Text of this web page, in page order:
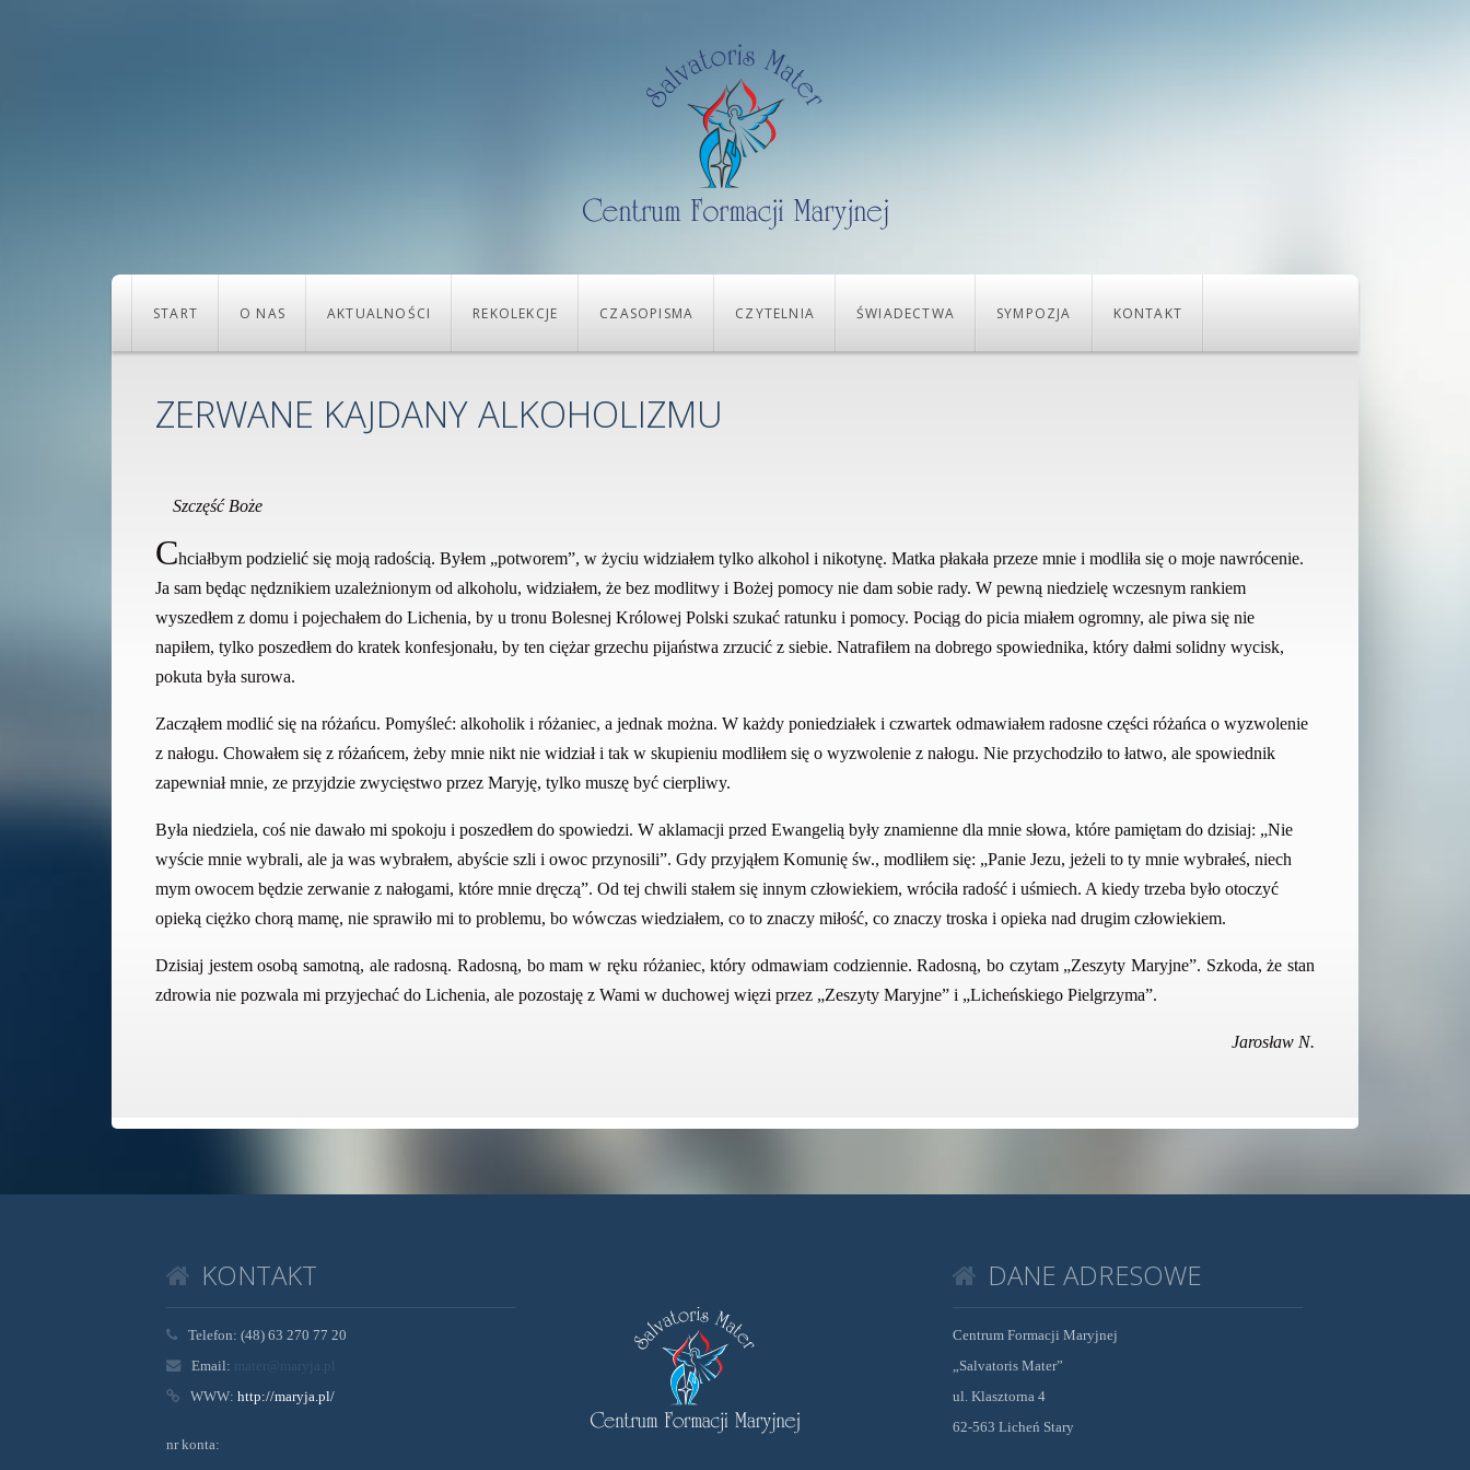
START O NAS AKTUALNOŚCI REKOLEKCJE CZASOPISMA CZYTELNIA ŚWIADECTWA SYMPOZJA KONTAKT
ZERWANE KAJDANY ALKOHOLIZMU
Szczęść Boże
Chciałbym podzielić się moją radością. Byłem „potworem”, w życiu widziałem tylko alkohol i nikotynę. Matka płakała przeze mnie i modliła się o moje nawrócenie.
Ja sam będąc nędznikiem uzależnionym od alkoholu, widziałem, że bez modlitwy i Bożej pomocy nie dam sobie rady. W pewną niedzielę wczesnym rankiem
wyszedłem z domu i pojechałem do Lichenia, by u tronu Bolesnej Królowej Polski szukać ratunku i pomocy. Pociąg do picia miałem ogromny, ale piwa się nie
napiłem, tylko poszedłem do kratek konfesjonału, by ten ciężar grzechu pijaństwa zrzucić z siebie. Natrafiłem na dobrego spowiednika, który dałmi solidny wycisk,
pokuta była surowa.
Zacząłem modlić się na różańcu. Pomyśleć: alkoholik i różaniec, a jednak można. W każdy poniedziałek i czwartek odmawiałem radosne części różańca o wyzwolenie
z nałogu. Chowałem się z różańcem, żeby mnie nikt nie widział i tak w skupieniu modliłem się o wyzwolenie z nałogu. Nie przychodziło to łatwo, ale spowiednik
zapewniał mnie, ze przyjdzie zwycięstwo przez Maryję, tylko muszę być cierpliwy.
Była niedziela, coś nie dawało mi spokoju i poszedłem do spowiedzi. W aklamacji przed Ewangelią były znamienne dla mnie słowa, które pamiętam do dzisiaj: „Nie
wyście mnie wybrali, ale ja was wybrałem, abyście szli i owoc przynosili”. Gdy przyjąłem Komunię św., modliłem się: „Panie Jezu, jeżeli to ty mnie wybrałeś, niech
mym owocem będzie zerwanie z nałogami, które mnie dręczą”. Od tej chwili stałem się innym człowiekiem, wróciła radość i uśmiech. A kiedy trzeba było otoczyć
opieką ciężko chorą mamę, nie sprawiło mi to problemu, bo wówczas wiedziałem, co to znaczy miłość, co znaczy troska i opieka nad drugim człowiekiem.
Dzisiaj jestem osobą samotną, ale radosną. Radosną, bo mam w ręku różaniec, który odmawiam codziennie. Radosną, bo czytam „Zeszyty Maryjne”. Szkoda, że stan
zdrowia nie pozwala mi przyjechać do Lichenia, ale pozostaję z Wami w duchowej więzi przez „Zeszyty Maryjne” i „Licheńskiego Pielgrzyma”.
Jarosław N.
KONTAKT
Telefon: (48) 63 270 77 20
Email:
mater@maryja.pl
WWW: http://maryja.pl/
nr konta:
DANE ADRESOWE
Centrum Formacji Maryjnej
„Salvatoris Mater”
ul. Klasztorna 4
62-563 Licheń Stary